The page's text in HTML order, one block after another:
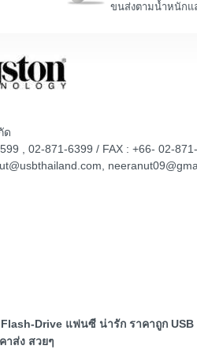
ขนส่งตามน้ำหนักแ
ด
, 02-871-6399 / FAX : +66- 02-
Drive แฟนซี น่ารัก ราคาถูก
าส่ง สวยๆ